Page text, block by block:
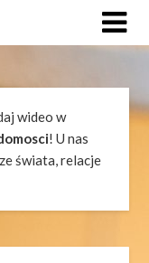
wideo w
! U nas
świata, relacje